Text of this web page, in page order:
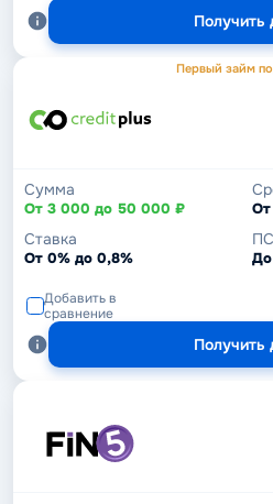
Получить
Первый займ
Сумма
От 3 000 до 50 000 ₽
Ставка
От 0% до 0,8% До
Добавить в
сравнение
Получить